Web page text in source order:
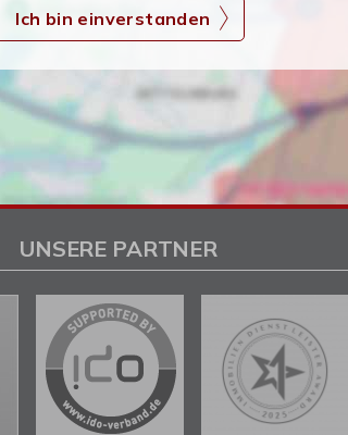
Ich bin einverstanden
UNSERE PARTNER